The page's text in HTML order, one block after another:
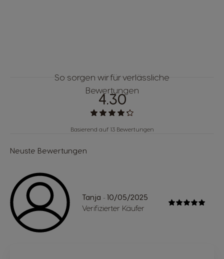
So sorgen wir für verlässliche
Bewertungen
4.30
Basierend auf 13 Bewertungen
Neuste Bewertungen
Tanja - 10/05/2025
Verifizierter Käufer